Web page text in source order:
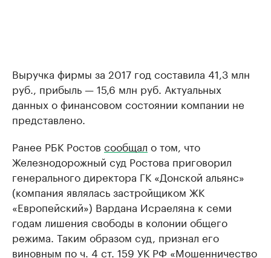
Выручка фирмы за 2017 год составила 41,3 млн
руб., прибыль — 15,6 млн руб. Актуальных
данных о финансовом состоянии компании не
представлено.
Ранее РБК Ростов сообщал о том, что
Железнодорожный суд Ростова приговорил
генерального директора ГК «Донской альянс»
(компания являлась застройщиком ЖК
«Европейский») Вардана Исраеляна к семи
годам лишения свободы в колонии общего
режима. Таким образом суд, признал его
виновным по ч. 4 ст. 159 УК РФ «Мошенничество